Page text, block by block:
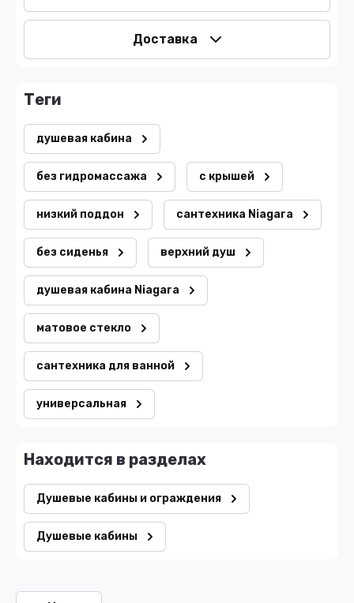
Доставка
теги
душевая кабина
без гидромассажа с крышей
низкий поддон сантехника Niagara
без сиденья верхний душ
душевая кабина Niagara
матовое стекло
сантехника для ванной
универсальная
Находится в разделах
Душевые кабины и ограждения
Душевые кабины